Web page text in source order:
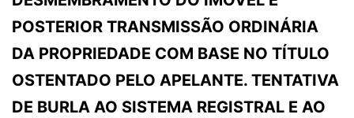
POSTERIOR TRANSMISSÃO ORDINÁRIA
DA PROPRIEDADE COM BASE NO TÍTULO
OSTENTADO PELO APELANTE. TENTATIVA
DE BURLA AO SISTEMA REGISTRAL E AO